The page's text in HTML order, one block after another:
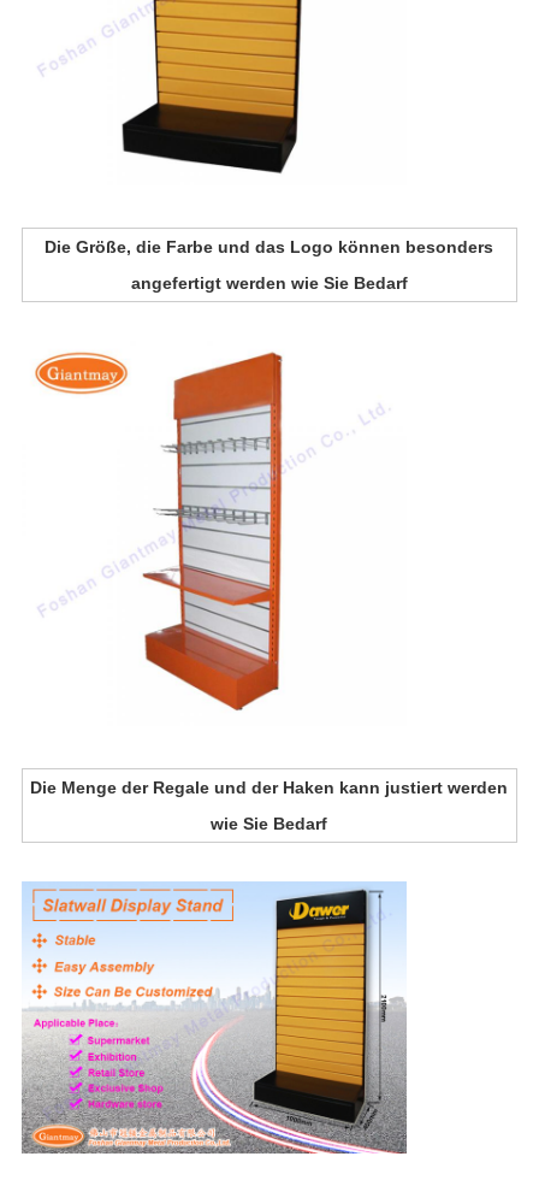
Die Größe, die Farbe und das Logo können besonders
angefertigt werden wie Sie Bedarf
Die Menge der Regale und der Haken kann justiert werden
wie Sie Bedarf